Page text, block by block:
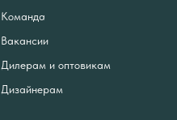
Команда
Вакансии
Дилерам и оптовикам
Дизайнерам